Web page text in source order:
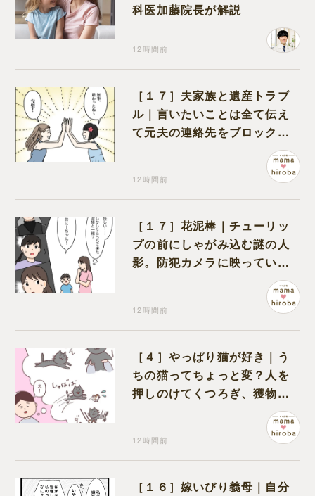
科医加藤院長が解説
12時間前
［１７］夫家族と遺産トラブ
ル｜言いたいことは全て伝え
て元夫の連絡先をブロック。
離婚できた喜びを噛みしめる
12時間前
［１７］花泥棒｜チューリッ
プの前にしゃがみ込む謎の人
影。防犯カメラに映っていた
12時間前
［４］やっぱり猫が好き｜う
ちの猫ってちょっと変？人を
押しのけてくつろぎ、獲物に
も物怖じしない鋼のハート
12時間前
［１６］嫁いびり義母｜自分